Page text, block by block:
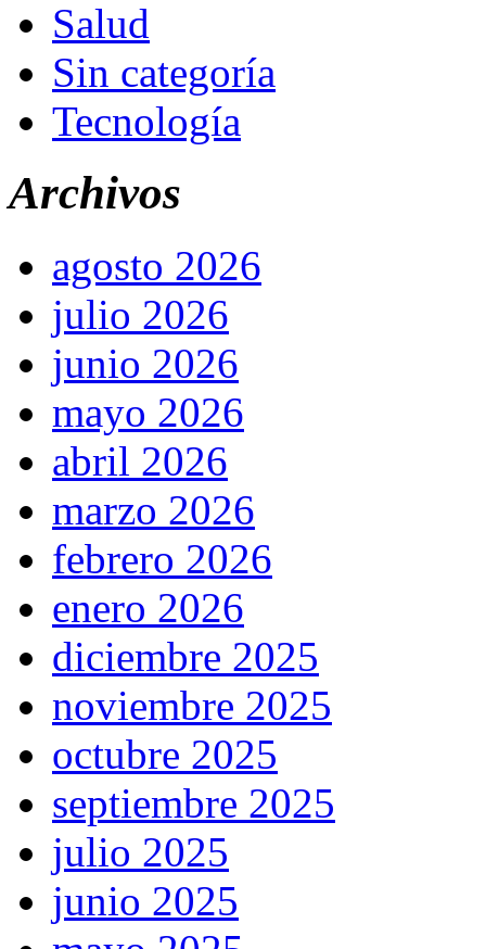
Salud
Sin categoría
Tecnología
Archivos
agosto 2026
julio 2026
junio 2026
mayo 2026
abril 2026
marzo 2026
febrero 2026
enero 2026
diciembre 2025
noviembre 2025
octubre 2025
septiembre 2025
julio 2025
junio 2025